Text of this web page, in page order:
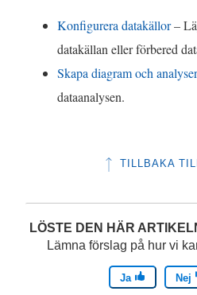
Konfigurera datakällor–
datakällan eller förbered
Skapa diagram och
dataanalysen.
TILLBAKA
LÖSTE DEN HÄR
Lämna förslag på hur vi
Ja Nej